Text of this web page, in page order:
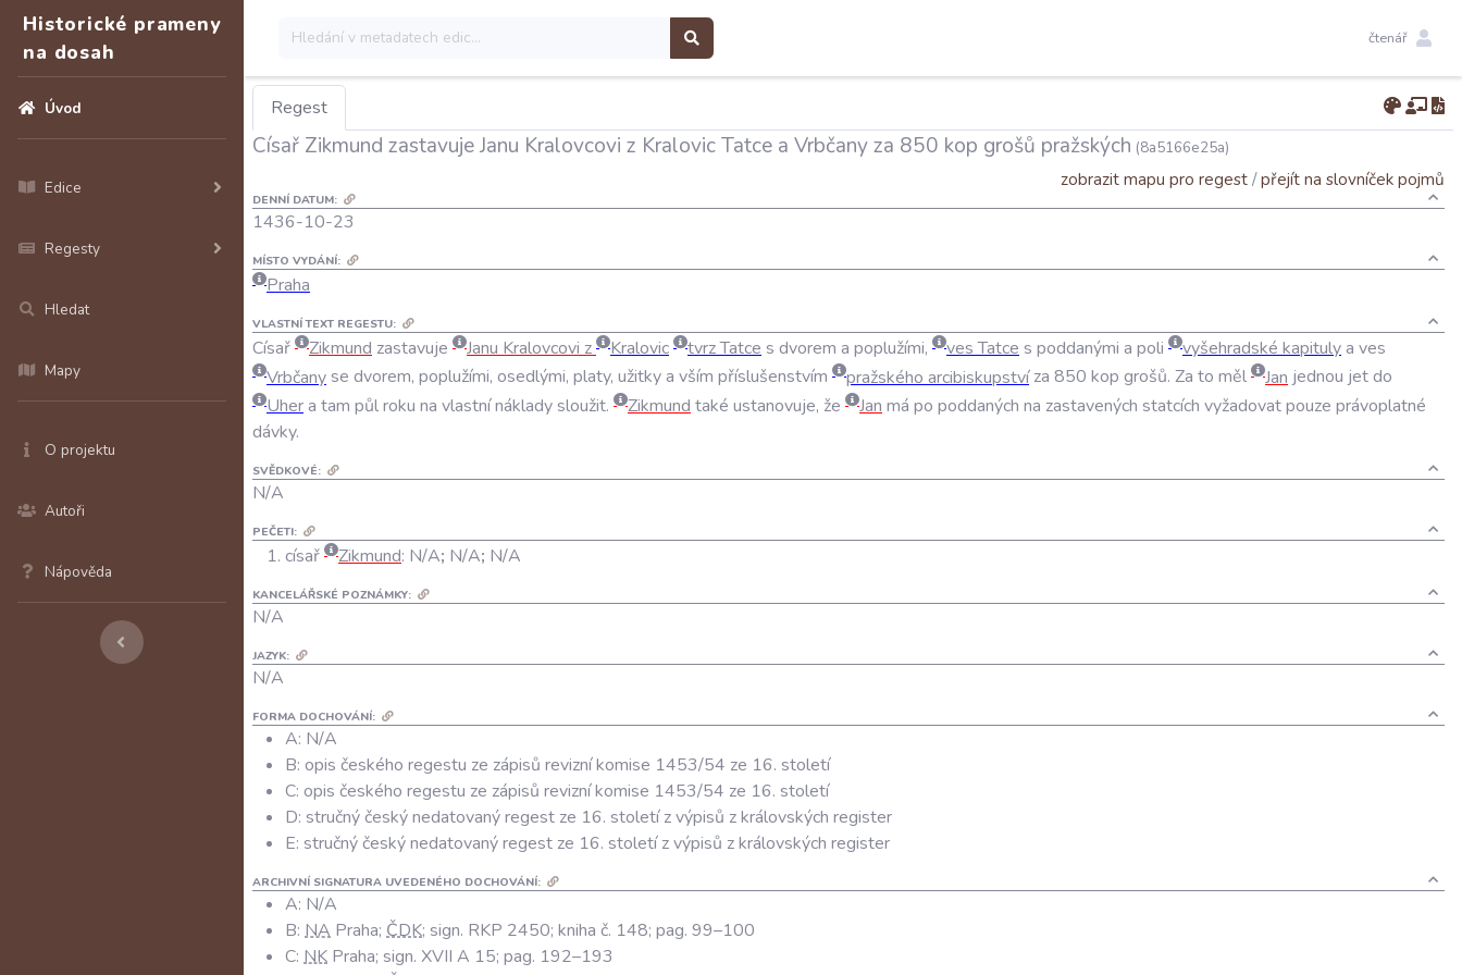
Historické prameny
na dosah
Úvod
Edice
Regesty
Hledat
Mapy
O projektu
Autoři
Nápověda
čtenář
Regest
Císař Zikmund zastavuje Janu Kralovcovi z Kralovic Tatce a Vrbčany za 850 kop grošů pražských (8a5166e25a)
zobrazit mapu pro regest/přejít na slovníček pojmů
DENNÍ DATUM:
1436-10-23
MÍSTO VYDÁNÍ:
Praha
VLASTNÍ TEXT REGESTU:
Císař Zikmund zastavuje Janu Kralovcovi z Kralovic tvrzTatce s dvorem a poplužími, ves Tatce s poddanými a poli vyšehradské kapitulya ves
Vrbčanyse dvorem, poplužími, osedlými, platy, užitkya vším příslušenstvím pražského arcibiskupství za 850 kop grošů. Za to měl Jan jednou jetdo
Uhera tam půlroku na vlastnínákladysloužit. Zikmund také ustanovuje, že Jan má po poddaných na zastavených statcích vyžadovatpouze právoplatné
dávky.
SVĚDKOVÉ:
N/A
PEČETI:
císař Zikmund: N/A; N/A; N/A
KANCELÁŘSKÉ POZNÁMKY:
N/A
JAZYK:
N/A
FORMA DOCHOVÁNÍ:
A: N/A
B: opis českého regestu ze zápisů revizní komise 1453/54 ze 16. století
C: opis českého regestu ze zápisů revizní komise 1453/54 ze 16. století
D: stručný český nedatovaný regest ze 16. století z výpisů z královských register
E: stručný český nedatovaný regest ze 16. století z výpisů z královských register
ARCHIVNÍ SIGNATURA UVEDENÉHO DOCHOVÁNÍ:
A: N/A
B: NA Praha; ČDK; sign. RKP 2450; kniha č. 148; pag. 99–100
C: NK Praha; sign. XVII A 15; pag. 192–193